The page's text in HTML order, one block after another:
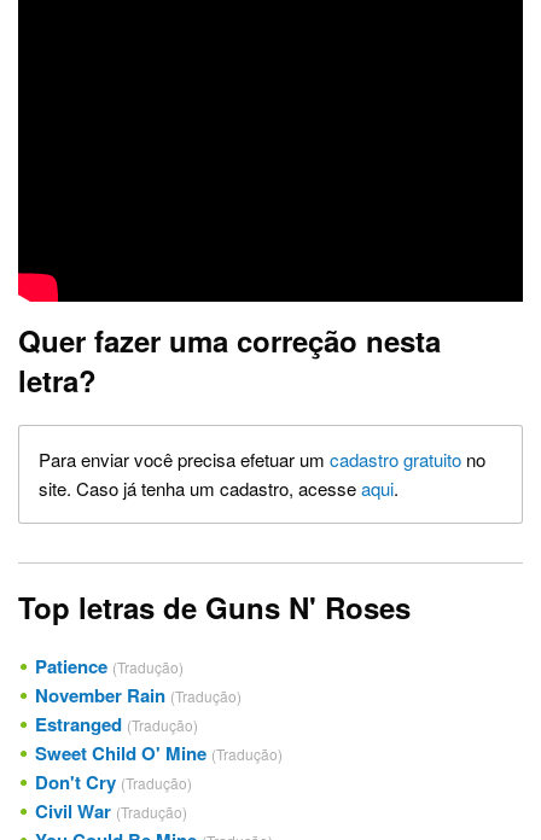
Quer fazer uma correção nesta
letra?
Para enviar você precisa efetuar um cadastro gratuito no
site. Caso já tenha um cadastro, acesseaqui.
Top letras de Guns N' Roses
Patience (Tradução)
November Rain (Tradução)
Estranged (Tradução)
Sweet Child O' Mine (Tradução)
Don't Cry (Tradução)
Civil War (Tradução)